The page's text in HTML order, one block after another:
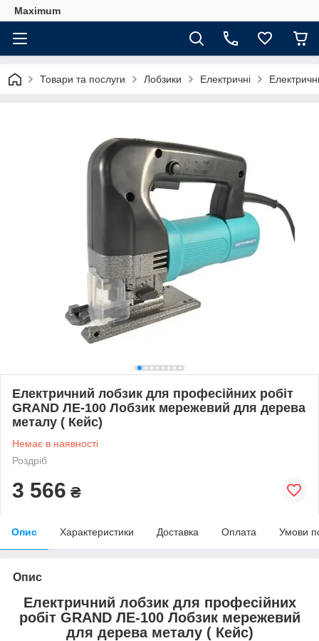
Maximum
Товари та послуги Лобзики Електричні
Електричний лобзик для професійних робіт
GRAND ЛЕ-100 Лобзик мережевий для дерева
металу ( Кейс)
Немає в наявності
Роздріб
3 566 ₴
Опис Характеристики Доставка Оплата Умови
Опис
Електричний лобзик для професійних
робіт GRAND ЛЕ-100 Лобзик мережевий
для дерева металу ( Кейс)